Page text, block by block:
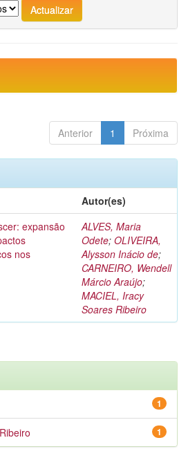
Anterior 1 Próxima
Autor(es)
expansão
nos
ALVES, Maria
Odete; OLIVEIRA,
Alysson Inácio de;
CARNEIRO, Wendell
Márcio Araújo;
MACIEL, Iracy
Soares Ribeiro
1
1